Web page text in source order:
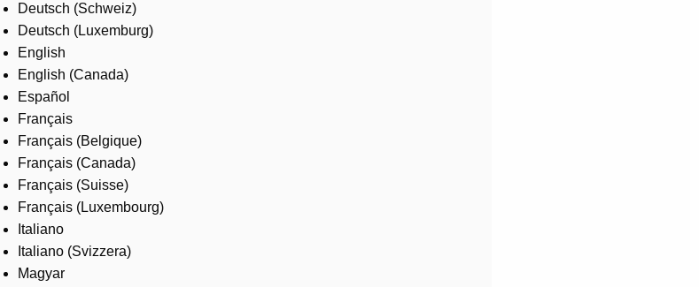
Deutsch (Schweiz)
Deutsch (Luxemburg)
English
English (Canada)
Español
Français
Français (Belgique)
Français (Canada)
Français (Suisse)
Français (Luxembourg)
Italiano
Italiano (Svizzera)
Magyar